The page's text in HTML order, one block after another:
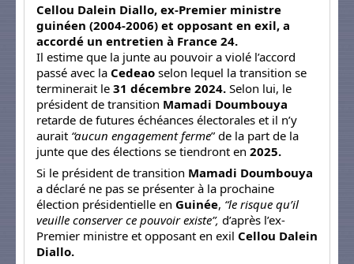
Cellou Dalein Diallo, ex-Premier ministre
guinéen (2004-2006) et opposant en exil, a
accordé un entretien à France 24.
Il estime que la junte au pouvoir a violé l’accord
passé avec la Cedeao selon lequel la transition se
terminerait le 31 décembre 2024. Selon lui, le
président de transition Mamadi Doumbouya
retarde de futures échéances électorales et il n’y
aurait “aucun engagement ferme” de la part de la
junte que des élections se tiendront en 2025.
Si le président de transition Mamadi Doumbouya
a déclaré ne pas se présenter à la prochaine
élection présidentielle en Guinée, “le risque qu’il
veuille conserver ce pouvoir existe”, d’après l’ex-
Premier ministre et opposant en exil Cellou Dalein
Diallo.